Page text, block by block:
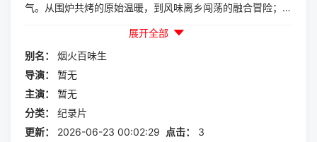
气。从围炉共烤的原始温暖，到风味离乡闯荡的融合冒险；从
多民族餐桌上不分你我的相聚，最终回到巷口灶头代...
展开全部
别名：
烟火百味生
导演：
暂无
主演：
暂无
分类：
纪录片
更新：
2026-06-23 00:02:29 点击：
3